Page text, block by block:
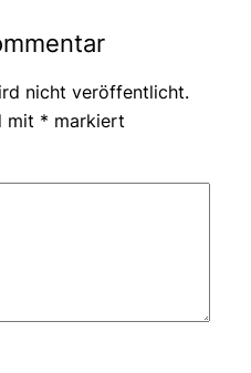
nicht veröffentlicht.
mit * markiert